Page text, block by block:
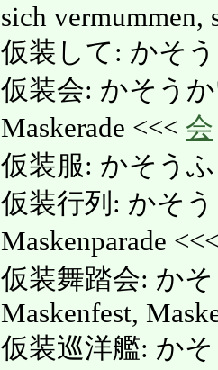
sich vermummen,
仮装して: かそ
仮装会: かそうか
Maskerade <<< 会
仮装服: かそう
仮装行列: かそ
Maskenparade
仮装舞踏会: か
Maskenfest,
仮装巡洋艦: か